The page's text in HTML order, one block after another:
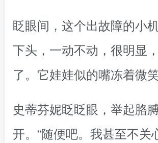
眨眼间，这个出故障的小
下头，一动不动，很明显
了。它娃娃似的嘴冻着微笑
史蒂芬妮眨眨眼，举起胳
开。“随便吧。我甚至不关